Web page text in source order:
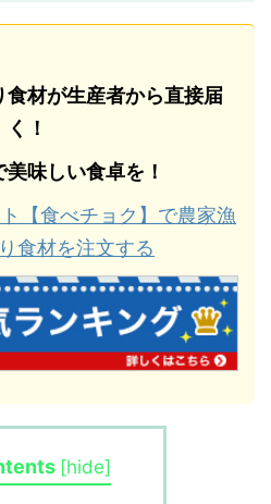
材が生産者から直接届
く！
味しい食卓を！
【食べチョク】で農家漁
食材を注文する
[hide]